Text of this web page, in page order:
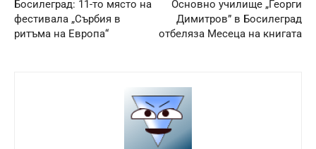
Босилеград: 11-то място на
фестивала „Сърбия в
ритъма на Европа“
Основно училище „Георги
Димитров” в Босилеград
отбеляза Месеца на книгата